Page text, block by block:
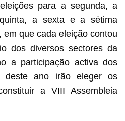
para a segunda, a
a sexta e a sétima
que cada eleição contou
dos diversos sectores da
a participação activa dos
deste ano irão eleger os
a VIII Assembleia